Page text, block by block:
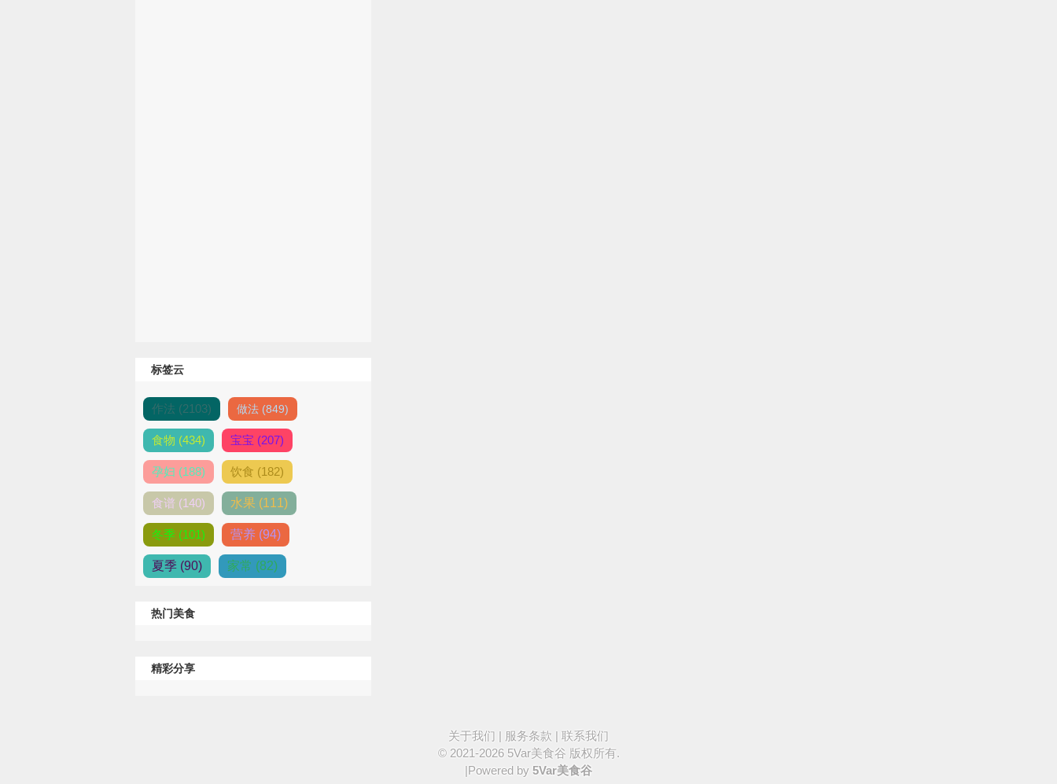
标签云
作法 (2103) 做法 (849)
食物 (434) 宝宝 (207)
孕妇 (188) 饮食 (182)
食谱 (140) 水果 (111)
冬季 (101) 营养 (94)
夏季 (90) 家常 (82)
热门美食
精彩分享
关于我们 | 服务条款 | 联系我们
© 2021-2026 5Var美食谷 版权所有.
|Powered by 5Var美食谷